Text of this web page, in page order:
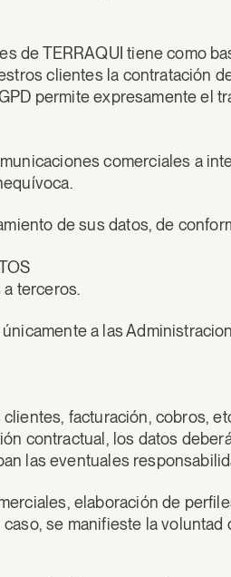
de TERRAQUI tiene como
clientes la contratación
permite expresamente el
comerciales a
de sus datos, de
terceros.
a las
facturación, cobros,
contractual, los datos
las eventuales
elaboración de
se manifieste la voluntad